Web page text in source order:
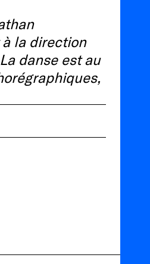
la direction
danse est au